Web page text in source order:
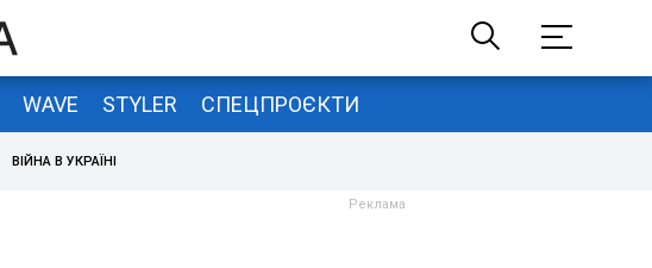
WAVE STYLER СПЕЦПРОЄКТИ
ВІЙНА В УКРАЇНІ